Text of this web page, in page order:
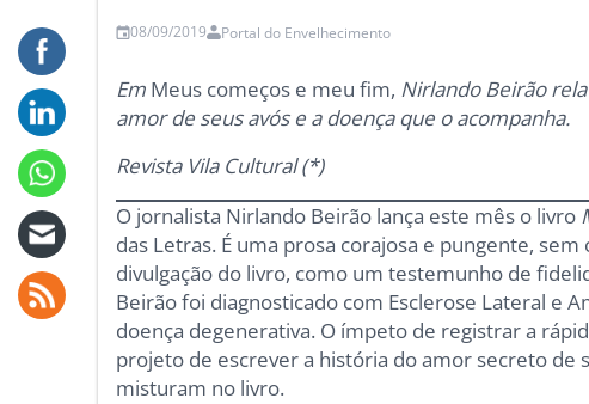
08/09/2019 Portal do Envelhecimento
Em Meus começos e meu fim, Nirlando Beirão
amor de seus avós e a doença que o acompanha.
Revista Vila Cultural (*)
O jornalista Nirlando Beirão lança este mês o livro
das Letras. É uma prosa corajosa e pungente,
divulgação do livro, como um testemunho de
Beirão foi diagnosticado com Esclerose Lateral e
doença degenerativa. O ímpeto de registrar a
projeto de escrever a história do amor secreto de
misturam no livro.